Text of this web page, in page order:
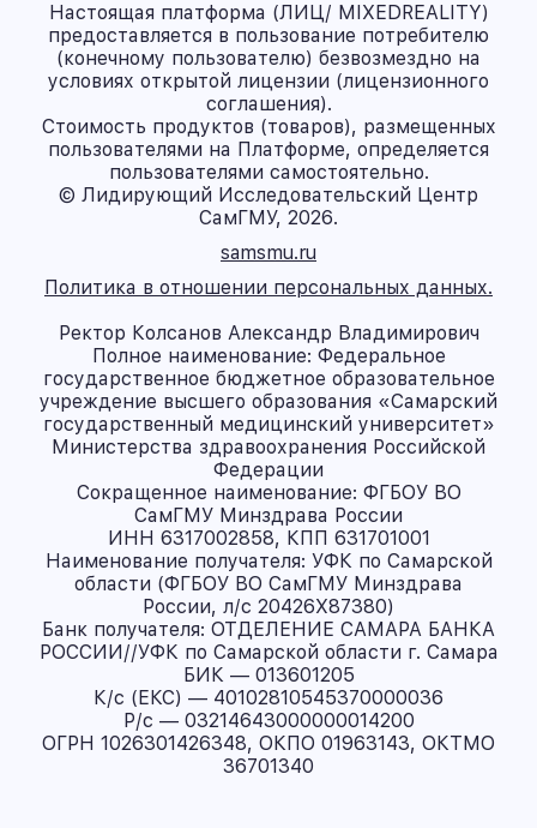
Настоящая платформа (ЛИЦ/ MIXEDREALITY)
предоставляется в пользование потребителю
(конечному пользователю) безвозмездно на
условиях открытой лицензии (лицензионного
соглашения).
Стоимость продуктов (товаров), размещенных
пользователями на Платформе, определяется
пользователями самостоятельно.
© Лидирующий Исследовательский Центр
СамГМУ, 2026.
samsmu.ru
Политика в отношении персональных данных.
Ректор Колсанов Александр Владимирович
Полное наименование: Федеральное
государственное бюджетное образовательное
учреждение высшего образования «Самарский
государственный медицинский университет»
Министерства здравоохранения Российской
Федерации
Сокращенное наименование: ФГБОУ ВО
СамГМУ Минздрава России
ИНН 6317002858, КПП 631701001
Наименование получателя: УФК по Самарской
области (ФГБОУ ВО СамГМУ Минздрава
России, л/с 20426X87380)
Банк получателя: ОТДЕЛЕНИЕ САМАРА БАНКА
РОССИИ//УФК по Самарской области г. Самара
БИК — 013601205
К/с (ЕКС) — 40102810545370000036
Р/с — 03214643000000014200
ОГРН 1026301426348, ОКПО 01963143, ОКТМО
36701340